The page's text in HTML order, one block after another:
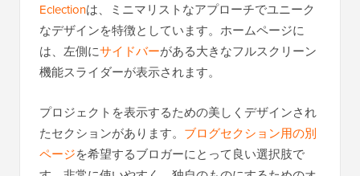
Eclectionは、ミニマリストなアプローチでユニーク
なデザインを特徴としています。ホームページに
は、左側にサイドバーがある大きなフルスクリーン
機能スライダーが表示されます。
プロジェクトを表示するための美しくデザインされ
たセクションがあります。 ブログセクション用の別
ページを希望するブロガーにとって良い選択肢で